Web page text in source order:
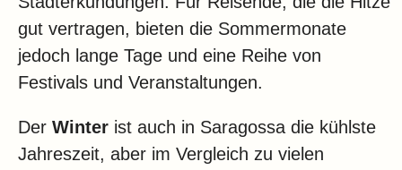
gut vertragen, bieten die Sommermonate
jedoch lange Tage und eine Reihe von
Festivals und Veranstaltungen.
Der Winter ist auch in Saragossa die kühlste
Jahreszeit, aber im Vergleich zu vielen